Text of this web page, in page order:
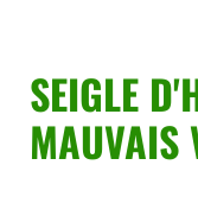
SEIGLE
MAUVAIS